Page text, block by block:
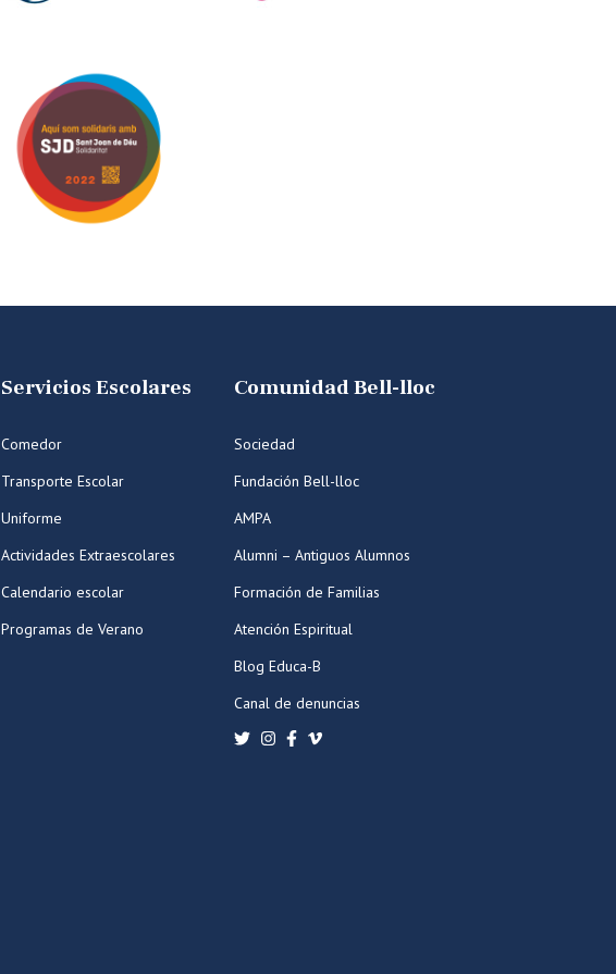
Servicios Escolares
Comedor
Transporte Escolar
Uniforme
Actividades Extraescolares
Calendario escolar
Programas de Verano
Comunidad Bell-lloc
Sociedad
Fundación Bell-lloc
AMPA
Alumni – Antiguos Alumnos
Formación de Familias
Atención Espiritual
Blog Educa-B
Canal de denuncias